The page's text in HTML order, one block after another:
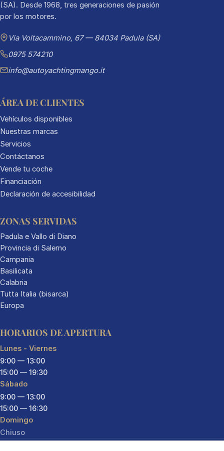
(SA). Desde 1968, tres generaciones de pasión
por los motores.
Via Voltacammino, 67 — 84034 Padula (SA)
0975 574210
info@autoyachtingmango.it
ÁREA DE CLIENTES
Vehículos disponibles
Nuestras marcas
Servicios
Contáctanos
Vende tu coche
Financiación
Declaración de accesibilidad
ZONAS SERVIDAS
Padula e Vallo di Diano
Provincia di Salerno
Campania
Basilicata
Calabria
Tutta Italia (bisarca)
Europa
HORARIOS DE APERTURA
Lunes - Viernes
9:00 — 13:00
15:00 — 19:30
Sábado
9:00 — 13:00
15:00 — 16:30
Domingo
Chiuso
© 2026 Auto Yachting Mango — Todos los derechos reservados —